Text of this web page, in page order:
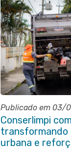
Publicado em 03/
Conserlimpi
transformando
urbana e